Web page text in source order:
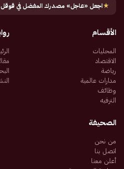
★اجعل «عاجل» مصدرك المفضل في قوقل
الأقسام
المحليات
الاقتصاد
رياضة
مدارات عالمية
وظائف
الترفيه
الصحيفة
من نحن
اتصل بنا
أعلن معنا